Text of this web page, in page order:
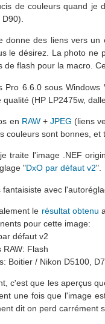
de couleurs quand je
donne des liens vers un
le désirez. La photo ne
de flash pour la macro.
Pro 6.6.0 sous
(HP LP2475w,
en RAW+ JPEG (liens
couleurs sont bonnes,
traite l'image .NEF
"DxO par défaut v2".
avec
le résultat obtenu
pour cette image:
défaut v2
RAW: Flash
Boitier / Nikon D5100,
c'est que les aperçus
une fois que l'image
dit on perd carrément